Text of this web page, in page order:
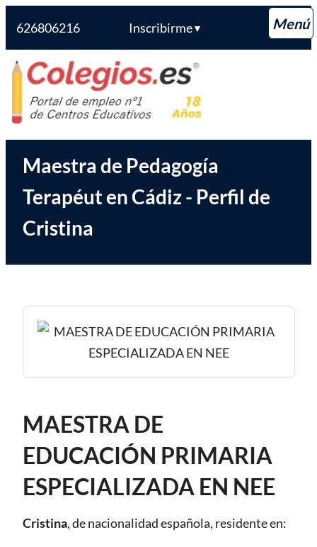
626806216 Inscribirme▼
Saltar
contenido
Maestra de Pedagogía
Terapéut en Cádiz - Perfil de
Cristina
MAESTRA DE
EDUCACIÓN PRIMARIA
ESPECIALIZADA EN NEE
Cristina, de nacionalidadespañola, residente en: